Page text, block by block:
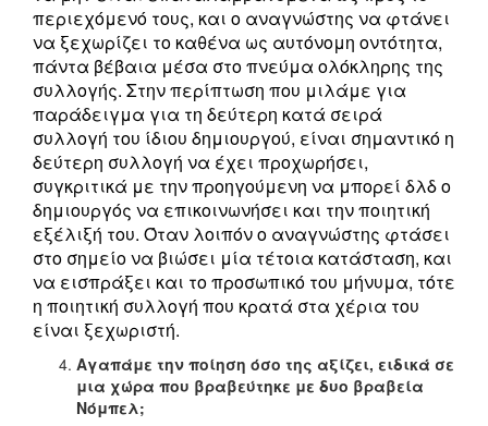
περιεχόμενό τους, και ο αναγνώστης να φτάνει
να ξεχωρίζει το καθένα ως αυτόνομη οντότητα,
πάντα βέβαια μέσα στο πνεύμα ολόκληρης της
συλλογής. Στην περίπτωση που μιλάμε για
παράδειγμα για τη δεύτερη κατά σειρά
συλλογή του ίδιου δημιουργού, είναι σημαντικό η
δεύτερη συλλογή να έχει προχωρήσει,
συγκριτικά με την προηγούμενη να μπορεί δλδ ο
δημιουργός να επικοινωνήσει και την ποιητική
εξέλιξή του. Όταν λοιπόν ο αναγνώστης φτάσει
στο σημείο να βιώσει μία τέτοια κατάσταση, και
να εισπράξει και το προσωπικό του μήνυμα, τότε
η ποιητική συλλογή που κρατά στα χέρια του
είναι ξεχωριστή.
Αγαπάμε την ποίηση όσο της αξίζει, ειδικά σε
μια χώρα που βραβεύτηκε με δυο βραβεία
Νόμπελ;